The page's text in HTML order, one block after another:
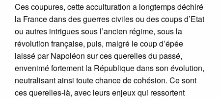
Ces coupures, cette acculturation a longtemps déchiré
la France dans des guerres civiles ou des coups d’Etat
ou autres intrigues sous l’ancien régime, sous la
révolution française, puis, malgré le coup d’épée
laissé par Napoléon sur ces querelles du passé,
envenimé fortement la République dans son évolution,
neutralisant ainsi toute chance de cohésion. Ce sont
ces querelles-là, avec leurs enjeux qui ressortent